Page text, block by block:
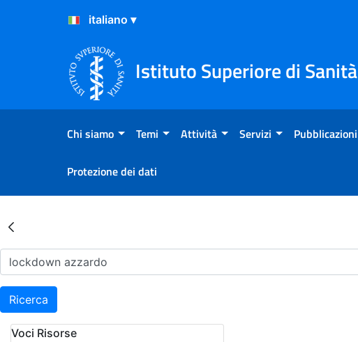
Salta al Contenuto
Salta al Footer
Istituto Superiore di Sanità
Chi siamo Temi Attività Servizi Pubblicazioni
Protezione dei dati
Risultati della Ricerca - Archivio
Ricerca
Voci Risorse